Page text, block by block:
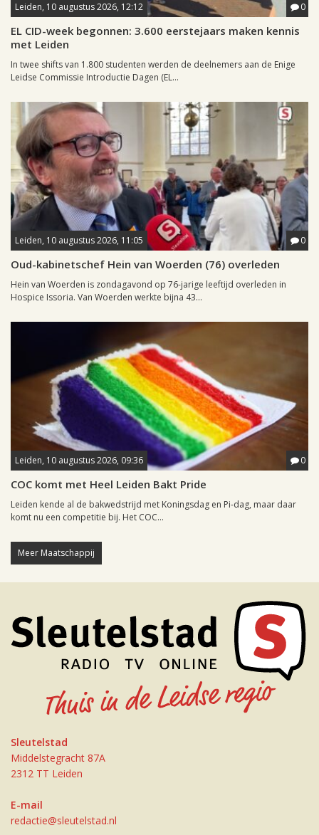
Leiden, 10 augustus 2026, 12:12 0
EL CID-week begonnen: 3.600 eerstejaars maken kennis
met Leiden
In twee shifts van 1.800 studenten werden de deelnemers aan de Enige
Leidse Commissie Introductie Dagen (EL...
Leiden, 10 augustus 2026, 11:05 0
Oud-kabinetschef Hein van Woerden (76) overleden
Hein van Woerden is zondagavond op 76-jarige leeftijd overleden in
Hospice Issoria. Van Woerden werkte bijna 43...
Leiden, 10 augustus 2026, 09:36 0
COC komt met Heel Leiden Bakt Pride
Leiden kende al de bakwedstrijd met Koningsdag en Pi-dag, maar daar
komt nu een competitie bij. Het COC...
Meer Maatschappij
Sleutelstad
Middelstegracht 87A
2312 TT Leiden
E-mail
redactie@sleutelstad.nl